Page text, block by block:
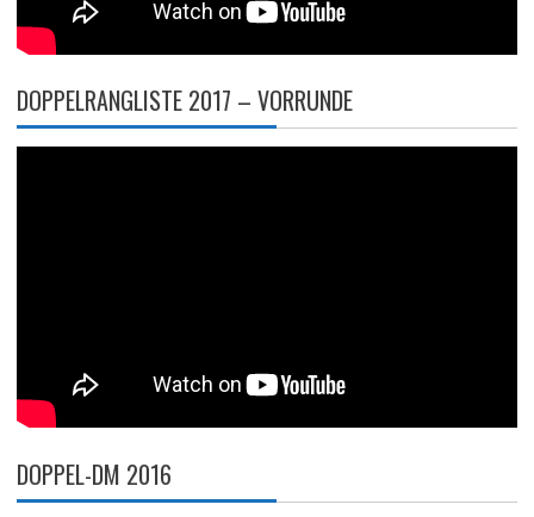
DOPPELRANGLISTE 2017 – VORRUNDE
DOPPEL-DM 2016